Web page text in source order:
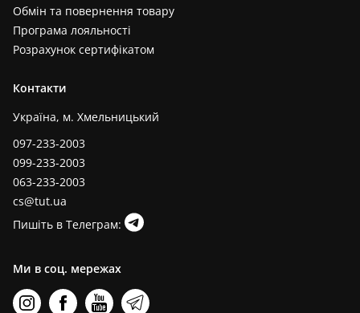
Обмін та повернення товару
Програма лояльності
Розрахунок сертифікатом
Контакти
Україна, м. Хмельницький
097-233-2003
099-233-2003
063-233-2003
cs@tut.ua
Пишіть в Телеграм:
Ми в соц. мережах